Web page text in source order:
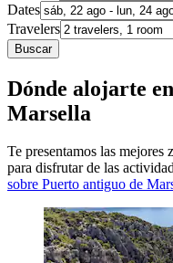
Dates
Travelers
Buscar
Dónde alojarte
Marsella
Te presentamos las mejores
para disfrutar de las
sobre Puerto antiguo de